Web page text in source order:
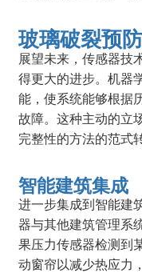
玻璃破裂预
展望未来，传感器技
得更大的进步。机器
能，使系统能够根据
故障。这种主动的立
完整性的方法的范式
智能建筑集成
进一步集成到智能建
器与其他建筑管理系
果压力传感器检测到
动窗帘以减少热应力